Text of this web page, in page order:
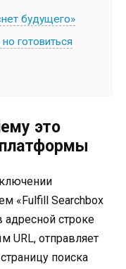
будущего»
готовиться
это
«Fulfill Searchbox
строке
URL, отправляет
поиска